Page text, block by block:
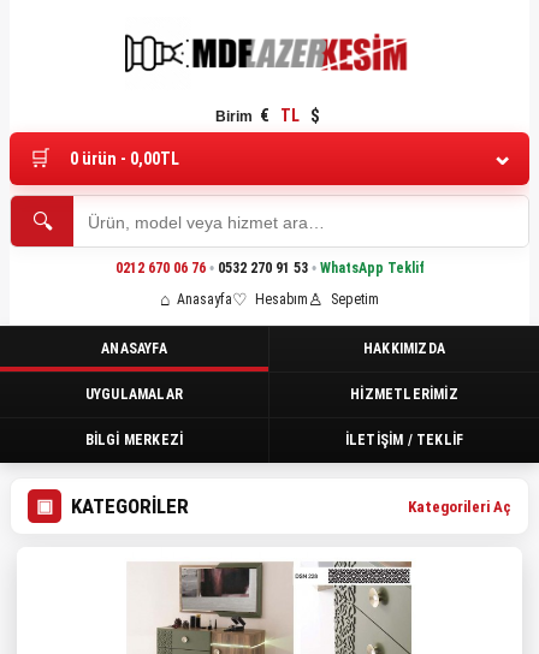
Birim € TL $
0 ürün - 0,00TL
0212 670 06 76 • 0532 270 91 53 • WhatsApp Teklif
Anasayfa
Hesabım Sepetim
ANASAYFA HAKKIMIZDA
UYGULAMALAR HIZMETLERIMIZ
BILGI MERKEZI İLETIŞIM / TEKLIF
KATEGORILER